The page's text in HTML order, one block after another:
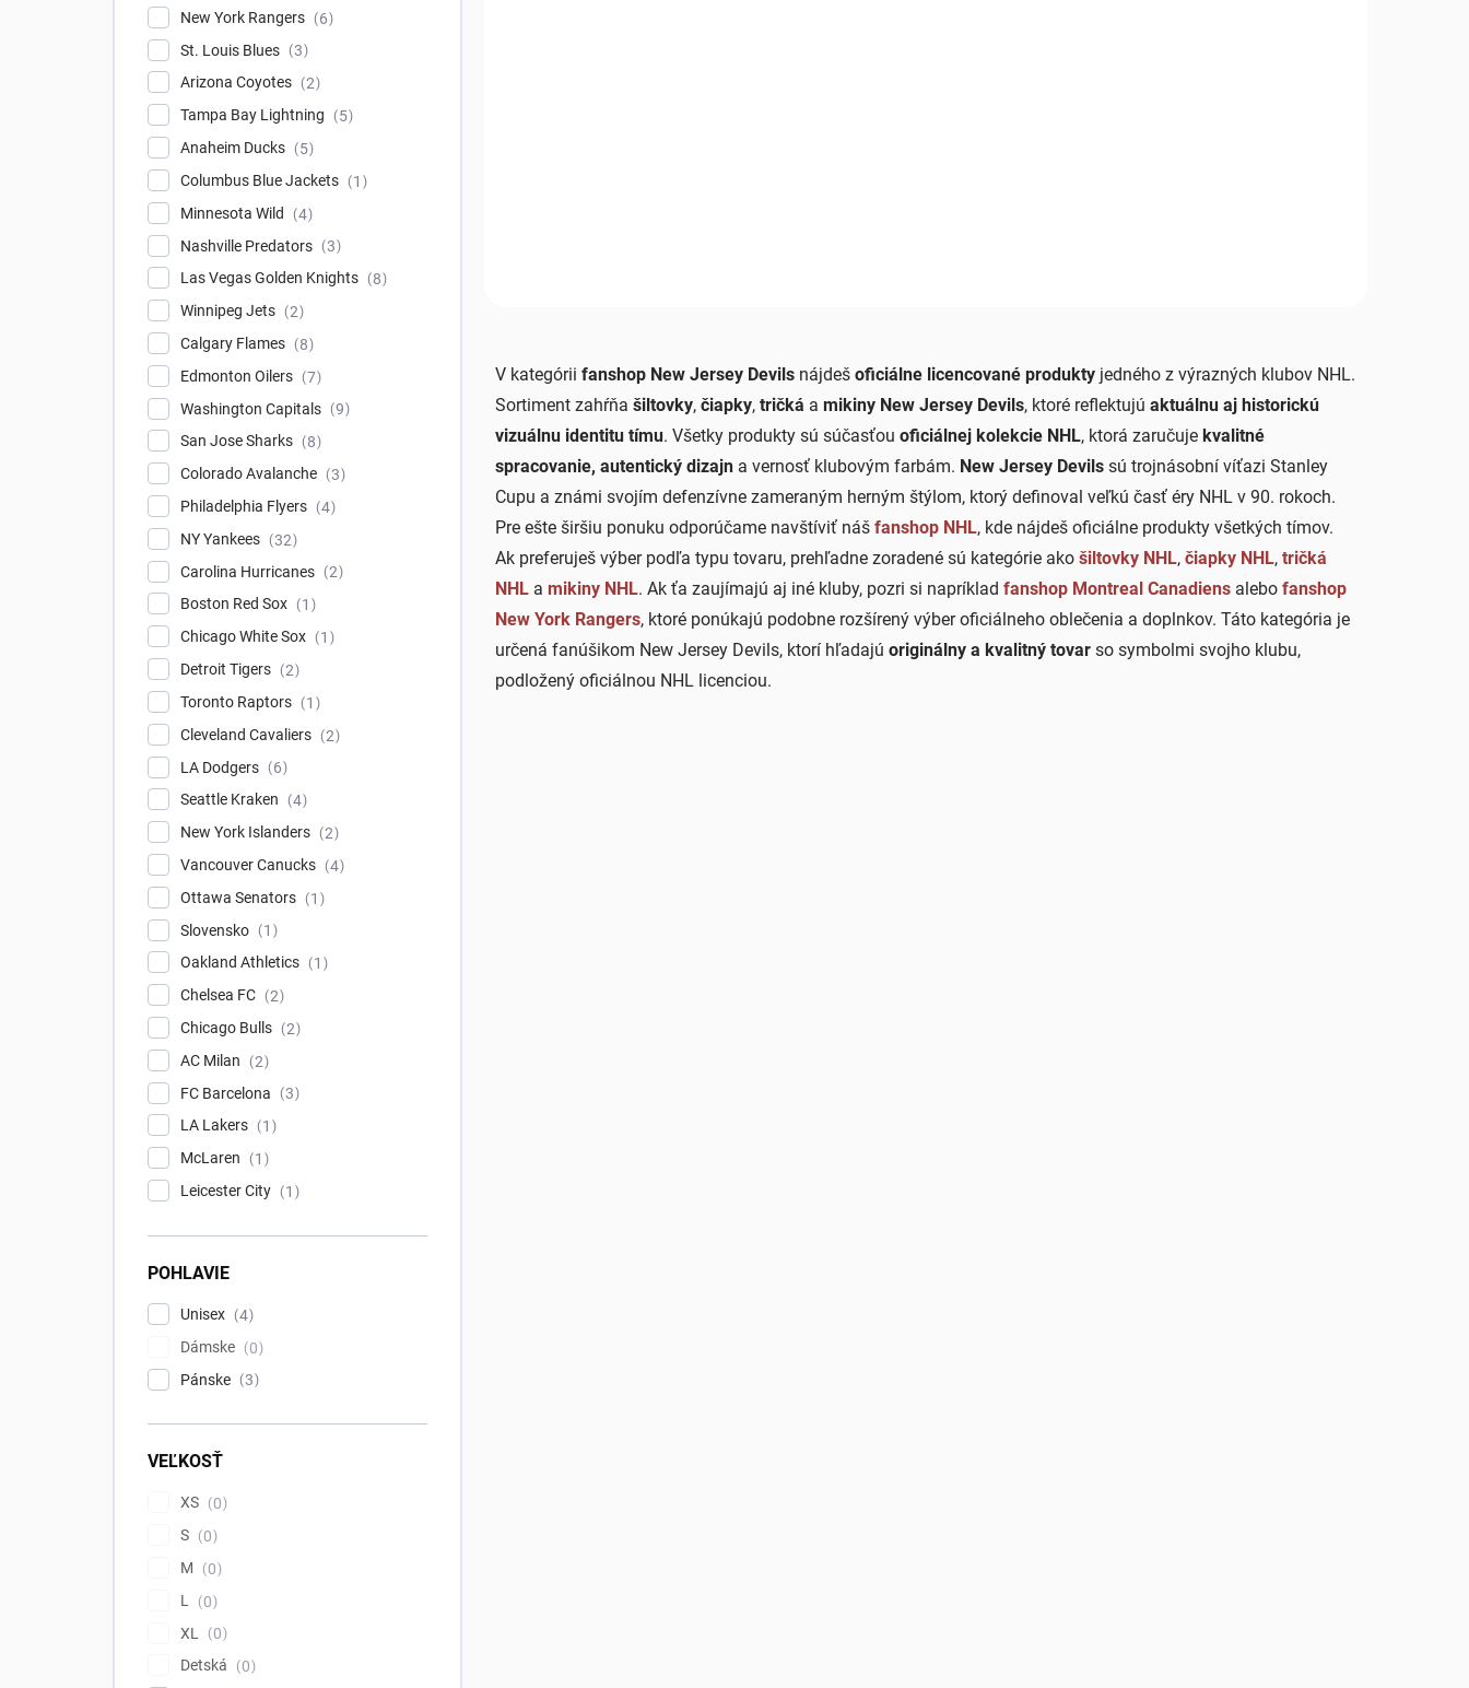
New York Rangers
6
St. Louis Blues
3
Arizona Coyotes
2
Tampa Bay Lightning
5
Anaheim Ducks
5
Columbus Blue Jackets
1
Minnesota Wild
4
Nashville Predators
3
Las Vegas Golden Knights
8
Winnipeg Jets
2
Calgary Flames
8
Edmonton Oilers
7
Washington Capitals
9
San Jose Sharks
8
Colorado Avalanche
3
Philadelphia Flyers
4
NY Yankees
32
Carolina Hurricanes
2
Boston Red Sox
1
Chicago White Sox
1
Detroit Tigers
2
Toronto Raptors
1
Cleveland Cavaliers
2
LA Dodgers
6
Seattle Kraken
4
New York Islanders
2
Vancouver Canucks
4
Ottawa Senators
1
Slovensko
1
Oakland Athletics
1
Chelsea FC
2
Chicago Bulls
2
AC Milan
2
FC Barcelona
3
LA Lakers
1
McLaren
1
Leicester City
1
POHLAVIE
Unisex
4
Dámske
0
Pánske
3
VEĽKOSŤ
XS
0
S
0
M
0
L
0
XL
0
Detská
0
l
á
a
c
e
p
r
v
k
v
ý
V kategórii fanshop New Jersey Devils nájdeš oficiálne licencované produkty jedného z výrazných klubov NHL.
Sortiment zahŕňa šiltovky, čiapky, tričká a mikiny New Jersey Devils, ktoré reflektujú aktuálnu aj historickú
vizuálnu identitu tímu. Všetky produkty sú súčasťou oficiálnej kolekcie NHL, ktorá zaručuje kvalitné
spracovanie, autentický dizajn a vernosť klubovým farbám. New Jersey Devils sú trojnásobní víťazi Stanley
Cupu a známi svojím defenzívne zameraným herným štýlom, ktorý definoval veľkú časť éry NHL v 90. rokoch.
Pre ešte širšiu ponuku odporúčame navštíviť náš fanshop NHL, kde nájdeš oficiálne produkty všetkých tímov.
Ak preferuješ výber podľa typu tovaru, prehľadne zoradené sú kategórie ako šiltovky NHL, čiapky NHL, tričká
NHL a mikiny NHL. Ak ťa zaujímajú aj iné kluby, pozri si napríklad fanshop Montreal Canadiens alebo fanshop
New York Rangers, ktoré ponúkajú podobne rozšírený výber oficiálneho oblečenia a doplnkov. Táto kategória je
určená fanúšikom New Jersey Devils, ktorí hľadajú originálny a kvalitný tovar so symbolmi svojho klubu,
podložený oficiálnou NHL licenciou.